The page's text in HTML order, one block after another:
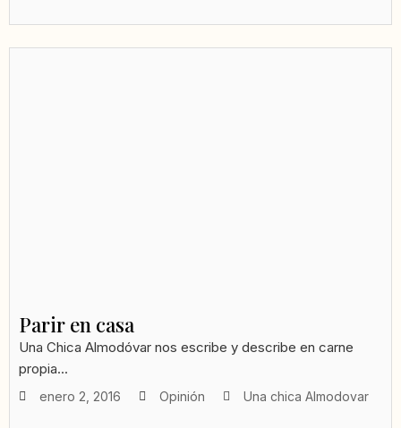
Parir en casa
Una Chica Almodóvar nos escribe y describe en carne
propia...
enero 2, 2016 Opinión Una chica Almodovar